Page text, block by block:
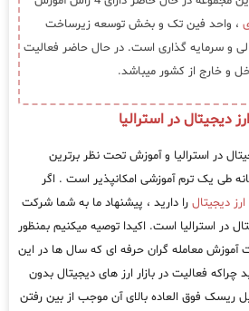
، واحد فین تک و بخش توسعه زیرساخت
و سرمایه گذاری است. در حال حاضر فعالیت
دیجیتال در استرالیا
در استرالیا و آموزش تحت نظر برترین
طی یک ترم آموزشی امکانپذیر است . اگر
دیجیتال را دارید ، پیشنهاد ما به شما شرکت
در استرالیا است. اکیدا توصیه میکنیم بمنظور
آموزش معامله گران حرفه ای که سال ها در این
چراکه فعالیت در بازار ارز های دیجیتال بدون
ریسک فوق العاده بالای آن موجب از بین رفتن